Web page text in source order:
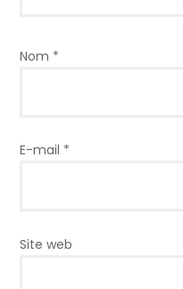
Nom *
E-mail *
Site web